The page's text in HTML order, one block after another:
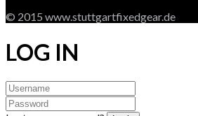
© 2015 www.stuttgartfixedgear.de
LOG IN